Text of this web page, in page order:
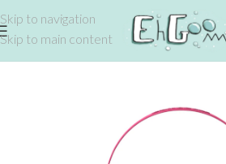
Skip to navigation
Skip to main content